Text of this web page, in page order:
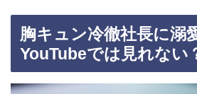
胸キュン冷徹社長に溺
YouTubeでは見れない